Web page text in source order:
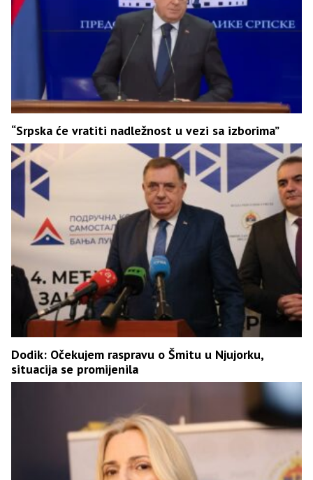
“Srpska će vratiti nadležnost u vezi sa izborima”
Dodik: Očekujem raspravu o Šmitu u Njujorku,
situacija se promijenila